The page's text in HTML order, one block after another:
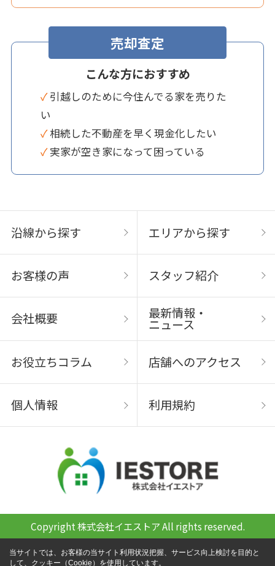
売却査定
こんな方におすすめ
✓ 引越しのために今住んでる家を売りた
い
✓ 相続した不動産を早く現金化したい
✓ 実家が空き家になって困っている
沿線から探す エリアから探す
お客様の声 スタッフ紹介
会社概要 最新情報・
ニュース
お役立ちコラム 店舗へのアクセス
個人情報 利用規約
Copyright 株式会社イエストア All rights reserved.
当サイトでは、お客様の当サイト利用状況把握、サービス向上検討を目的と
して、クッキー（Cookie）を使用しています。